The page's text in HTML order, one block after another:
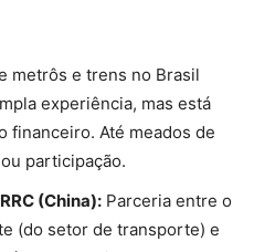
metrôs e trens no Brasil
experiência, mas está
financeiro. Até meados de
participação.
(China): Parceria entre o
(do setor de transporte) e